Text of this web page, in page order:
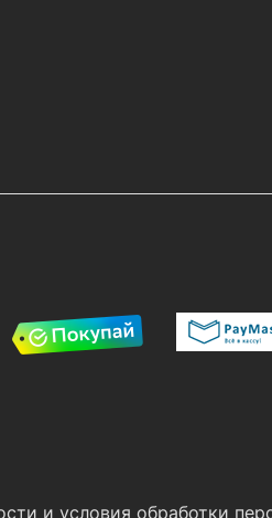
и условия обработки